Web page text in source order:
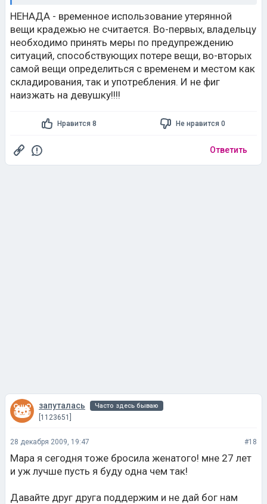
НЕНАДА - временное использование утерянной
вещи крадежью не считается. Во-первых, владельцу
необходимо принять меры по предупреждению
ситуаций, способствующих потере вещи, во-вторых
самой вещи определиться с временем и местом как
складирования, так и употребления. И не фиг
наизжать на девушку!!!!
Нравится 8 Не нравится 0
Ответить
запуталась Часто здесь бываю
[1123651]
28 декабря 2009, 19:47 #18
Мара я сегодня тоже бросила женатого! мне 27 лет
и уж лучше пусть я буду одна чем так!
Давайте друг друга поддержим и не дай бог нам